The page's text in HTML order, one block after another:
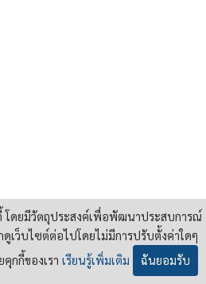
โดยมีวัตถุประสงค์เพื่อพัฒนาประสบการณ์
เว็บไซต์ต่อไปโดยไม่มีการปรับตั้งค่าใดๆ
กกี้ของเรา เรียนรู้เพิ่มเติม ฉันยอมรับ